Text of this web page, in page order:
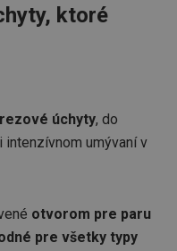
ktoré
úchyty, do
intenzívnom umývaní v
otvorom pre paru
pre všetky typy